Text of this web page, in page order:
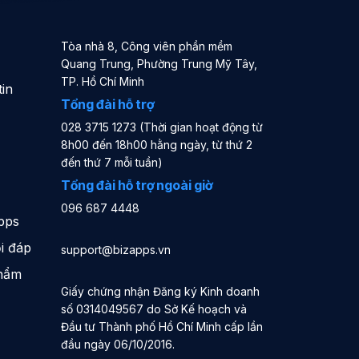
đáp
Tòa nhà 8, Công viên phần mềm
Quang Trung, Phường Trung Mỹ Tây,
TP. Hồ Chí Minh
Tổng đài hỗ trợ
028 3715 1273 (Thời gian hoạt động từ
8h00 đến 18h00 hằng ngày, từ thứ 2
đến thứ 7 mỗi tuần)
Tổng đài hỗ trợ ngoài giờ
096 687 4448
support@bizapps.vn
Giấy chứng nhận Đăng ký Kinh doanh
số 0314049567 do Sở Kế hoạch và
Đầu tư Thành phố Hồ Chí Minh cấp lần
đầu ngày 06/10/2016.